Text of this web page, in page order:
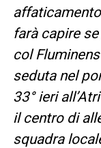
affaticamento
farà capire
col
seduta nel
33° ieri
il centro di
squadra